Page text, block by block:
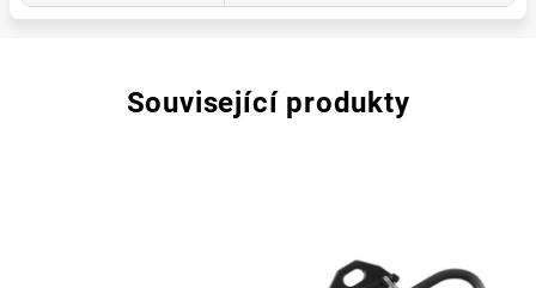
Související produkty